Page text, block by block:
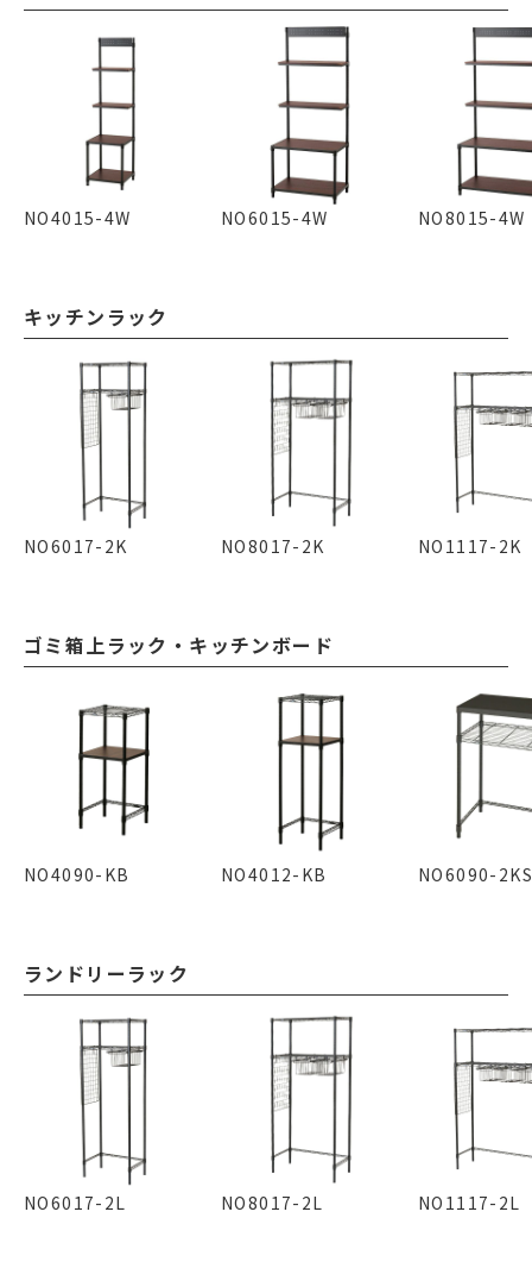
NO4015-4W NO6015-4W NO8015-4W
キッチンラック
NO6017-2K NO8017-2K NO1117-2K
ゴミ箱上ラック・キッチンボード
NO4090-KB NO4012-KB NO6090-2KS
ランドリーラック
NO6017-2L NO8017-2L NO1117-2L